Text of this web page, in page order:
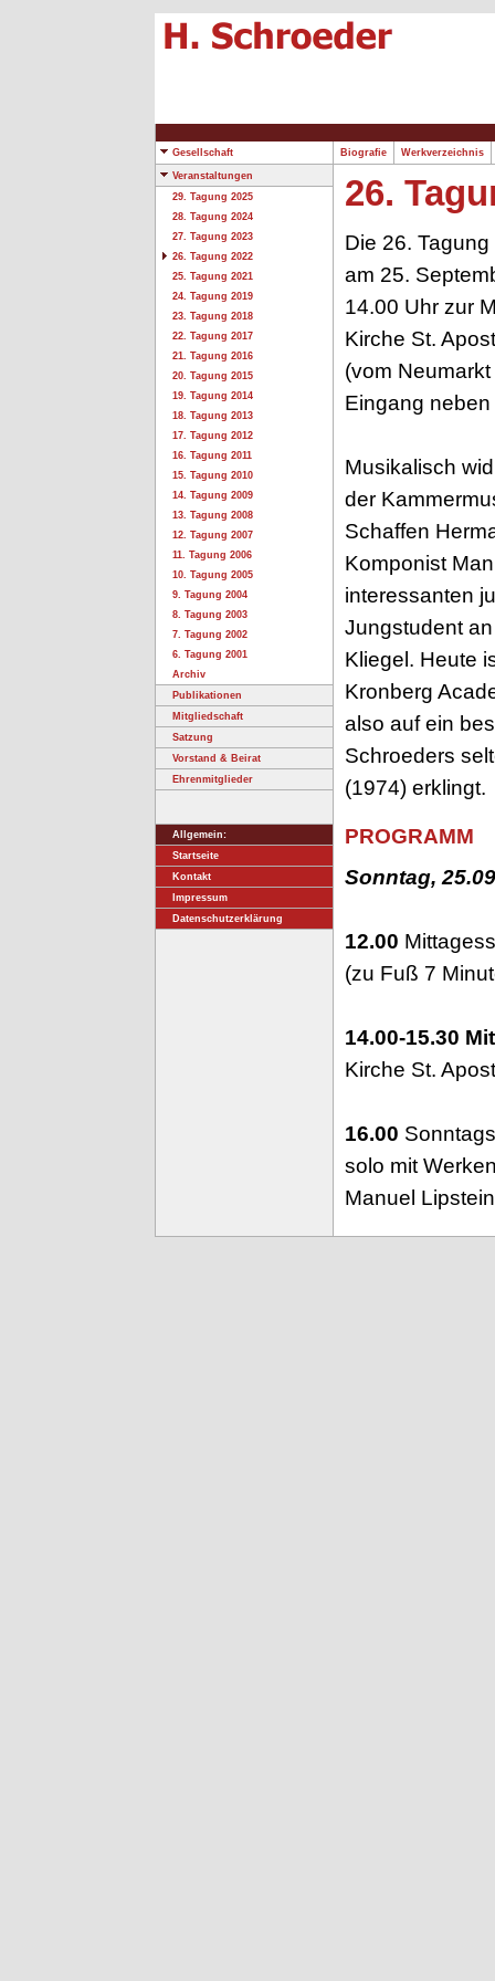
Gesellschaft Biografie Werkverzeichnis
Veranstaltungen
29. Tagung 2025
28. Tagung 2024
27. Tagung 2023
26. Tagung 2022
25. Tagung 2021
24. Tagung 2019
23. Tagung 2018
22. Tagung 2017
21. Tagung 2016
20. Tagung 2015
19. Tagung 2014
18. Tagung 2013
17. Tagung 2012
16. Tagung 2011
15. Tagung 2010
14. Tagung 2009
13. Tagung 2008
12. Tagung 2007
11. Tagung 2006
10. Tagung 2005
9. Tagung 2004
8. Tagung 2003
7. Tagung 2002
6. Tagung 2001
Archiv
Publikationen
Mitgliedschaft
Satzung
Vorstand & Beirat
Ehrenmitglieder
Allgemein:
Startseite
Kontakt
Impressum
Datenschutzerklärung
26.
Die 26.
am 25.
14.00 Uhr zur
Kirche St.
(vom
Eingang
Musikalisch
der
Schaffen
Komponist
interessanten
Jungstudent
Kliegel. Heute
Kronberg
also auf ein
Schroeders
(1974) erklingt.
PROGRAMM
Sonntag,
12.00
(zu Fuß 7
14.00-15.30
Kirche St.
16.00
solo mit
Manuel